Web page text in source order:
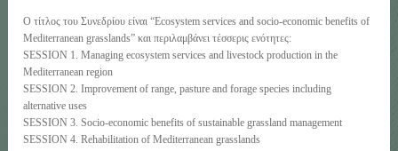
Ο τίτλος του Συνεδρίου είναι “Ecosystem services and socio-economic benefits of
Mediterranean grasslands” και περιλαμβάνει τέσσερις ενότητες:
SESSION 1. Managing ecosystem services and livestock production in the
Mediterranean region
SESSION 2. Improvement of range, pasture and forage species including
alternative uses
SESSION 3. Socio-economic benefits of sustainable grassland management
SESSION 4. Rehabilitation of Mediterranean grasslands